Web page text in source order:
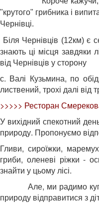
"крутого" грибника і
Чернівці.
Біля Чернівців (12км)є
знають ці місця завдяки
від Чернівців у сторону
с. Валі Кузьмина, по
листвений, трохі далі від
>>>>> Ресторан
У вихідний спекотний
природу. Пропонуємо
Гливи, сироїжки,
гриби, оленеві ріжки -
знайти у цьому лісі.
Але, ми радимо
природу відправитися з